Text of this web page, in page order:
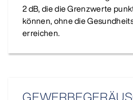
2 dB, die die Grenzwerte
können, ohne die
erreichen.